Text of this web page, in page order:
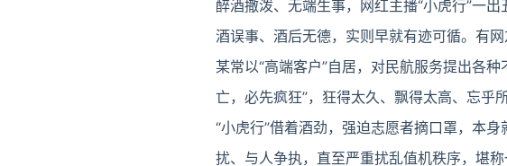
醉酒撒泼、无端生事，网红主播“小虎行”一
酒误事、酒后无德，实则早就有迹可循。有
某常以“高端客户”自居，对民航服务提出各
亡，必先疯狂”，狂得太久、飘得太高、忘乎
“小虎行”借着酒劲，强迫志愿者摘口罩，本
扰、与人争执，直至严重扰乱值机秩序，堪